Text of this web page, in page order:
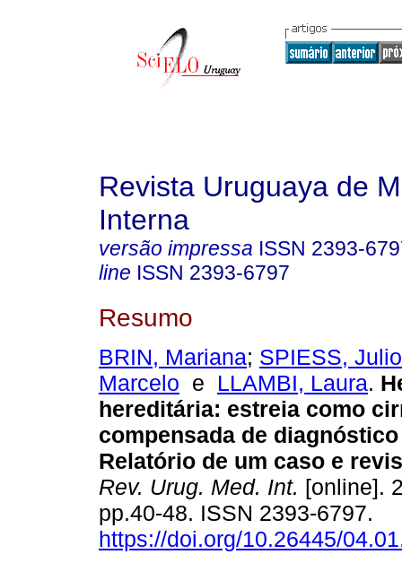
Revista Uruguaya de
Interna
versão impressa ISSN 2393-
line ISSN 2393-6797
Resumo
BRIN, Mariana; SPIESS, Julio
Marcelo e LLAMBI, Laura.
hereditária: estreia como
compensada de
Relatório de um caso e
Rev. Urug. Med. Int. [online].
pp.40-48. ISSN 2393-6797.
https://doi.org/10.26445/